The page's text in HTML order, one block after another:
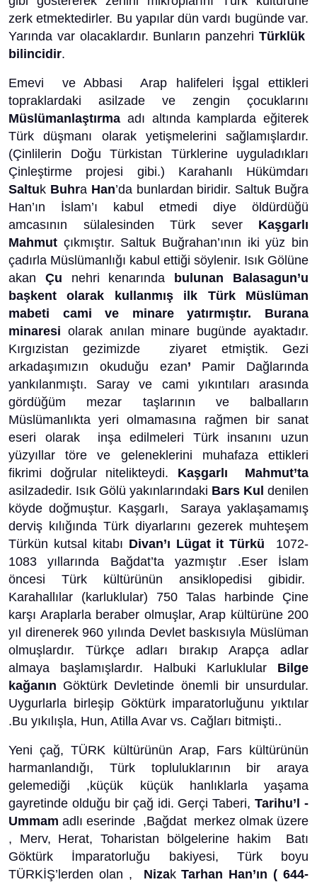
zerk etmektedirler. Bu yapılar dün vardı bugünde var.
Yarında var olacaklardır. Bunların panzehriTürklük
bilincidir.
Emevi ve Abbasi Arap halifeleri İşgal ettikleri
topraklardaki asilzade ve zengin çocuklarını
Müslümanlaştırma adı altında kamplarda eğiterek
Türk düşmanı olarak yetişmelerini sağlamışlardır.
(Çinlilerin Doğu Türkistan Türklerine uyguladıkları
Çinleştirme projesi gibi.) Karahanlı Hükümdarı
Saltuk Buhra Han’da bunlardan biridir. Saltuk Buğra
Han’ın İslam’ı kabul etmedi diye öldürdüğü
amcasının sülalesinden Türk sever Kaşgarlı
Mahmut çıkmıştır. Saltuk Buğrahan’ının iki yüz bin
çadırla Müslümanlığı kabul ettiği söylenir. Isık Gölüne
akan Çu nehri kenarında
bulunan Balasagun’u
başkent olarak kullanmış ilk Türk Müslüman
mabeti cami ve minare yatırmıştır. Burana
minaresi olarak anılan minare bugünde ayaktadır.
Kırgızistan gezimizde ziyaret etmiştik. Gezi
arkadaşımızın okuduğu ezan’ Pamir Dağlarında
yankılanmıştı. Saray ve cami yıkıntıları arasında
gördüğüm mezar taşlarının ve balbalların
Müslümanlıkta yeri olmamasına rağmen bir sanat
eseri olarak inşa edilmeleri Türk insanını uzun
yüzyıllar töre ve geleneklerini muhafaza ettikleri
fikrimi doğrular nitelikteydi. Kaşgarlı Mahmut’ta
asilzadedir. Isık Gölü yakınlarındaki Bars Kul denilen
köyde doğmuştur. Kaşgarlı, Saraya yaklaşamamış
derviş kılığında Türk diyarlarını gezerek muhteşem
Türkün kutsal kitabı Divan’ı Lügat it Türkü 1072-
1083 yıllarında Bağdat’ta yazmıştır .Eser İslam
öncesi Türk kültürünün ansiklopedisi gibidir.
Karahallılar (karluklular) 750 Talas harbinde Çine
karşı Araplarla beraber olmuşlar, Arap kültürüne 200
yıl direnerek 960 yılında Devlet baskısıyla Müslüman
olmuşlardır. Türkçe adları bırakıp Arapça adlar
almaya başlamışlardır. Halbuki Karluklular Bilge
kağanın Göktürk Devletinde önemli bir unsurdular.
Uygurlarla birleşip Göktürk imparatorluğunu yıktılar
.Bu yıkılışla, Hun, Atilla Avar vs. Cağları bitmişti..
Yeni çağ, TÜRK kültürünün Arap, Fars kültürünün
harmanlandığı, Türk topluluklarının bir araya
gelemediği ,küçük küçük hanlıklarla yaşama
gayretinde olduğu bir çağ idi. Gerçi Taberi,Tarihu’l -
Ummam adlı eserinde ,Bağdat merkez olmak üzere
, Merv, Herat, Toharistan bölgelerine hakim Batı
Göktürk İmparatorluğu bakiyesi, Türk boyu
TÜRKİŞ’lerden olan , NizakTarhan Han’ın ( 644-